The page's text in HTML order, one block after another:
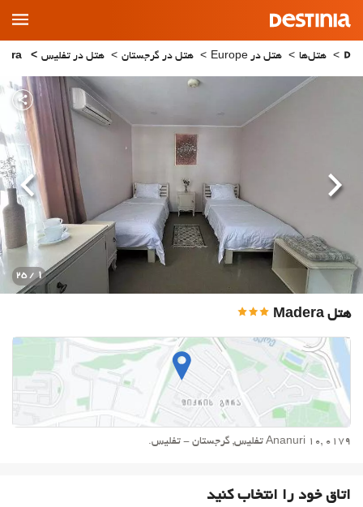
Main
Menu
هتل‌ها هتل در Europe هتل در گرجستان هتل در تفليس
هتل Madera
1
/ 25
قبلی بعدی
Ananuri 10, 0179 تفليس, گرجستان - تفليس.
اتاق خود را انتخاب کنید